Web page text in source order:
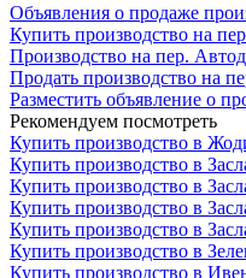
Объявления о продаже
Купить производство на
Производство на пер.
Продать производство на
Разместить объявление о
Рекомендуем посмотреть
Купить производство в
Купить производство в
Купить производство в
Купить производство в
Купить производство в
Купить производство в
Купить производство в